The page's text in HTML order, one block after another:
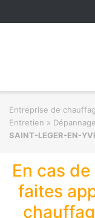
Entreprise de
Entretien »
SAINT-LEGER-EN-
En cas
faites